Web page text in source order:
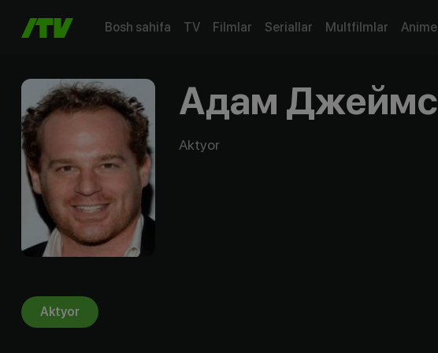
Bosh sahifa TV Filmlar Seriallar Multfilmlar Anime
Адам Джеймс
Aktyor
Aktyor